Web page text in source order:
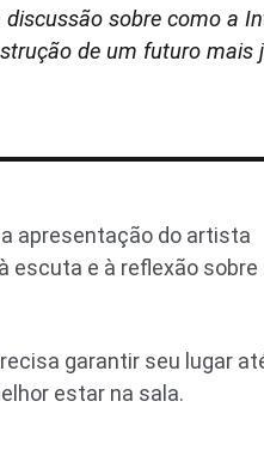
sobre como a
de um futuro mais
apresentação do artista
escuta e à reflexão sobre
garantir seu lugar
estar na sala.